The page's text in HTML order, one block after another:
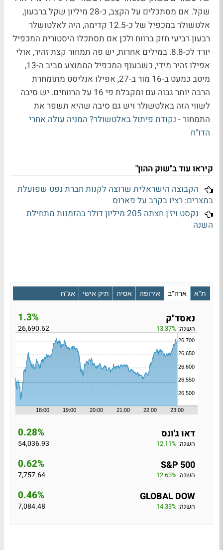
שקל. אם מסתכלים על הקצב, כ-28 מיליון שקל ברבעון,
אלטשולר במכפיל של כ-12.5 קדימה, היה לאלטושלר
רבעון רביעי חזק ברווח ולכן אם תסתכלו היסטורית המכפיל
יורד לכ-8.8. במילים אחרות, יש פה תמחור קצת זהיר, אולי
אפילו זהיר מידי, כשבענף המכפיל הממוצע סביב ה-13,
מיטב כמעט ב-16 מור ב-27, אפילו אנליסט מתומחרת
הרבה יותר גבוה עם ומקבלת פי 16 על הרווחים. יש סיבה
לשווי הזה באלטשולר ויש גם סיבה שהיא תשפר את
התמחור - נקודת פיתול באלטשולר? המניה עולה אחרי
הדו"ח
קיראו עוד ב"שוק ההון"
הקבוצה הישראלית שרוצה לקנות חברת נפט שפועלת
במצרים: רציו בקרב על פארוס
נקסט ויז'ן חצתה 205 מיליון דולר בהזמנות מתחילת
השנה
ת"א ארה"ב אירופה אסיה תיק אישי אג"ח
נאסד"ק 1.3%
השנה: 13.37%
26,690.62
דאו ג'ונס 0.28%
השנה: 12.11%
54,036.93
S&P 500
0.62%
השנה: 12.63%
7,757.64
GLOBAL DOW
0.46%
השנה: 14.33%
7,084.48